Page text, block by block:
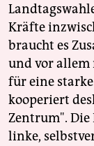
Kräfte
braucht es
und vor allem
für eine
kooperiert
Zentrum".
linke,